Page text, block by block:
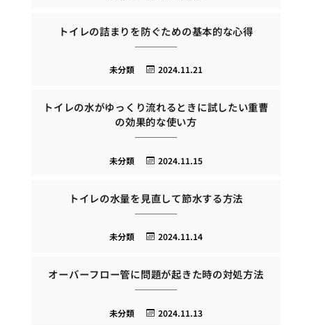
トイレの詰まりを防ぐための基本的な心得
2024.11.21
未分類
トイレの水がゆっくり流れるときに試したい重曹
の効果的な使い方
2024.11.15
未分類
トイレの水量を見直して節水する方法
2024.11.14
未分類
オーバーフロー管に問題が起きた時の対処方法
2024.11.13
未分類